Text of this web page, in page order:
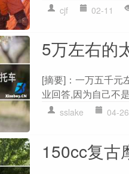
cjf 02-11
5万左右的
[摘要]：一万五千元
业回答,因为自己不
sslake 04-26
150cc复古